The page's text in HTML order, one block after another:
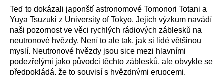
Teď to dokázali japonští astronomové Tomonori Totani a
Yuya Tsuzuki z University of Tokyo. Jejich výzkum navádí
naši pozornost ve věci rychlých rádiových záblesků na
neutronové hvězdy. Není to ale tak, jak si lidé většinou
myslí. Neutronové hvězdy jsou sice mezi hlavními
podezřelými jako původci těchto záblesků, ale obvykle se
předpokládá, že to souvisí s hvězdnými erupcemi.